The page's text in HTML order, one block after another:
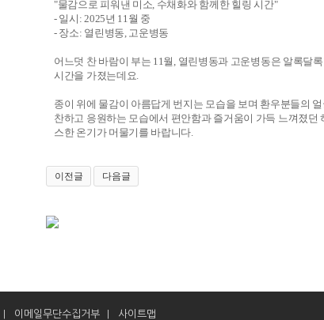
"물감으로 피워낸 미소, 수채화와 함께한 힐링 시간"
- 일시: 2025년 11월 중
- 장소: 열린병동, 고운병동
어느덧 찬 바람이 부는 11월, 열린병동과 고운병동은 알록달
시간을 가졌는데요.
종이 위에 물감이 아름답게 번지는 모습을 보며 환우분들의
찬하고 응원하는 모습에서 편안함과 즐거움이 가득 느껴졌
스한 온기가 머물기를 바랍니다.
이전글 다음글
이메일무단수집거부 사이트맵